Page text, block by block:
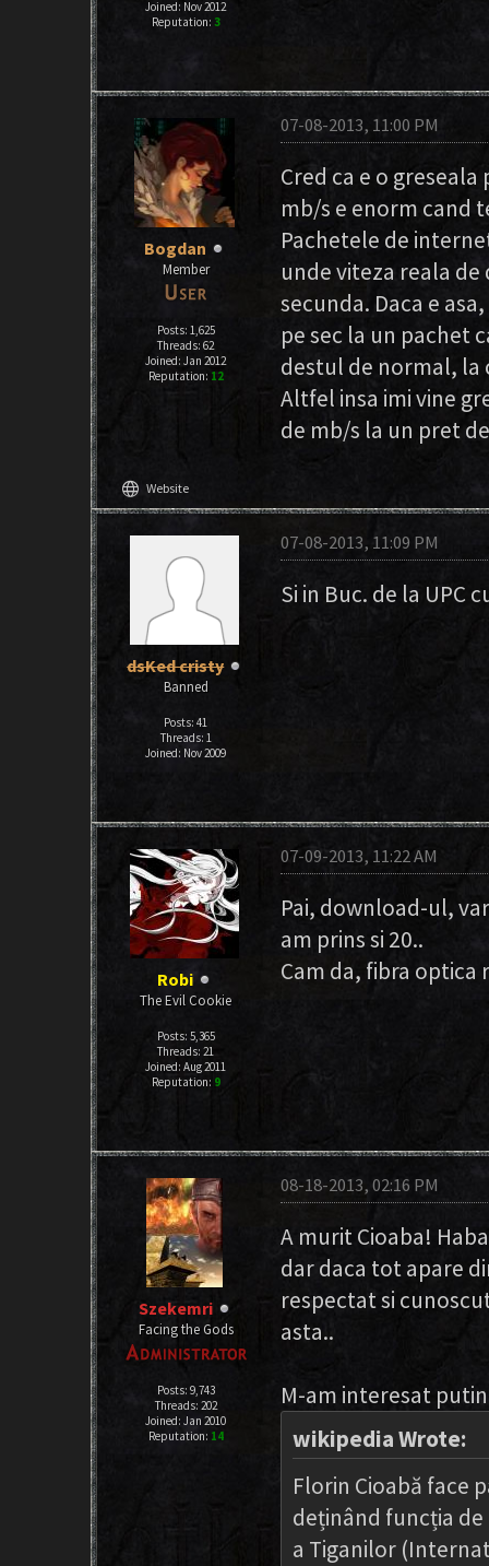
Joined: Nov 2012
Reputation: 3
Bogdan
Member
Posts: 1,625
Threads: 62
Joined: Jan 2012
Reputation: 12
07-08-2013, 11:00 PM
Cred ca e o
mb/s e enorm cand
Pachetele de
unde viteza reala
secunda. Daca e
pe sec la un pachet
destul de normal, la
Altfel insa imi vine
de mb/s la un pret
language Website
dsKed cristy
Banned
Posts: 41
Threads: 1
Joined: Nov 2009
07-08-2013, 11:09 PM
Si in Buc. de la UPC
Robi
The Evil Cookie
Posts: 5,365
Threads: 21
Joined: Aug 2011
Reputation: 9
07-09-2013, 11:22 AM
Pai, download-ul,
am prins si 20..
Cam da, fibra optica
Szekemri
Facing the Gods
Posts: 9,743
Threads: 202
Joined: Jan 2010
Reputation: 14
08-18-2013, 02:16 PM
A murit Cioaba!
dar daca tot apare
respectat si
asta..
M-am interesat putin
wikipedia Wrote:
Florin Cioabă face
deținând funcția
a Tiganilor